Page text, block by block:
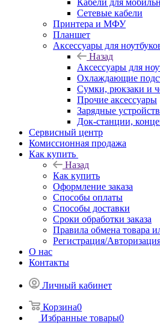
Кабели для
Сетевые кабели
Принтера и МФУ
Планшет
Аксессуары для
Назад
Аксессуары для
Охлаждающие
Сумки, рюкзаки и
Прочие аксессуары
Зарядные
Док-станции,
Сервисный центр
Комиссионная продажа
Как купить
Назад
Как купить
Оформление заказа
Способы оплаты
Способы доставки
Сроки обработки заказа
Правила обмена товара
Регистрация/
О нас
Контакты
Личный кабинет
Корзина0
Избранные товары0